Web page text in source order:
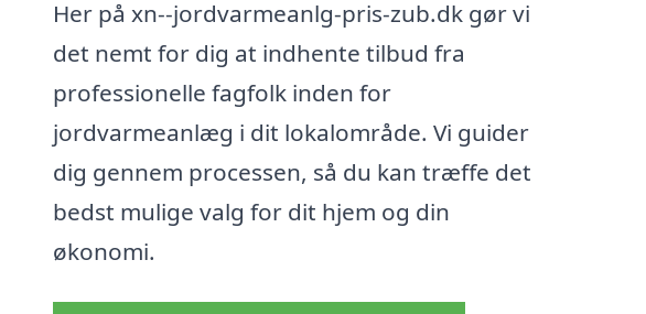
Her på xn--jordvarmeanlg-pris-zub.dk gør vi
det nemt for dig at indhente tilbud fra
professionelle fagfolk inden for
jordvarmeanlæg i dit lokalområde. Vi guider
dig gennem processen, så du kan træffe det
bedst mulige valg for dit hjem og din
økonomi.